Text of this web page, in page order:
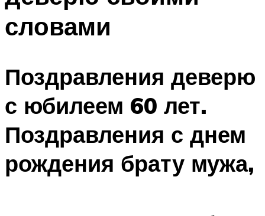
словами
Поздравления деверю
с юбилеем 60 лет.
Поздравления с днем
рождения брату мужа,